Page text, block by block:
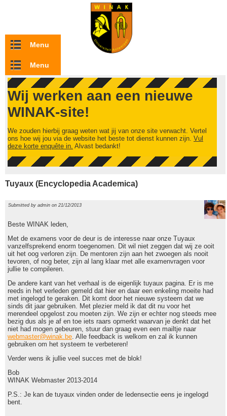
Overslaan en naar de inhoud gaan
Menu
Menu
Wij werken aan een nieuwe
WINAK-site!
We zouden hierbij graag weten wat jij van onze site verwacht. Vertel
ons hoe wij jou via de website het beste tot dienst kunnen zijn. Vul
deze korte enquête in. Alvast bedankt!
Tuyaux (Encyclopedia Academica)
Submitted by admin on 21/12/2013
Beste WINAK leden,
Met de examens voor de deur is de interesse naar onze Tuyaux
vanzelfsprekend enorm toegenomen. Dit wil niet zeggen dat wij ze ooit
uit het oog verloren zijn. De mentoren zijn aan het zwoegen als nooit
tevoren, of nog beter, zijn al lang klaar met alle examenvragen voor
jullie te compileren.
De andere kant van het verhaal is de eigenlijk tuyaux pagina. Er is me
reeds in het verleden gemeld dat hier en daar een enkeling moeite had
met ingelogd te geraken. Dit komt door het nieuwe systeem dat we
sinds dit jaar gebruiken. Met plezier meld ik dat dit nu voor het
merendeel opgelost zou moeten zijn. We zijn er echter nog steeds mee
bezig dus als je af en toe iets raars opmerkt waarvan je denkt dat het
niet had mogen gebeuren, stuur dan graag even een mailtje naar
webmaster@winak.be. Alle feedback is welkom en zal ik kunnen
gebruiken om het systeem te verbeteren!
Verder wens ik jullie veel succes met de blok!
Bob
WINAK Webmaster 2013-2014
P.S.: Je kan de tuyaux vinden onder de ledensectie eens je ingelogd
bent.